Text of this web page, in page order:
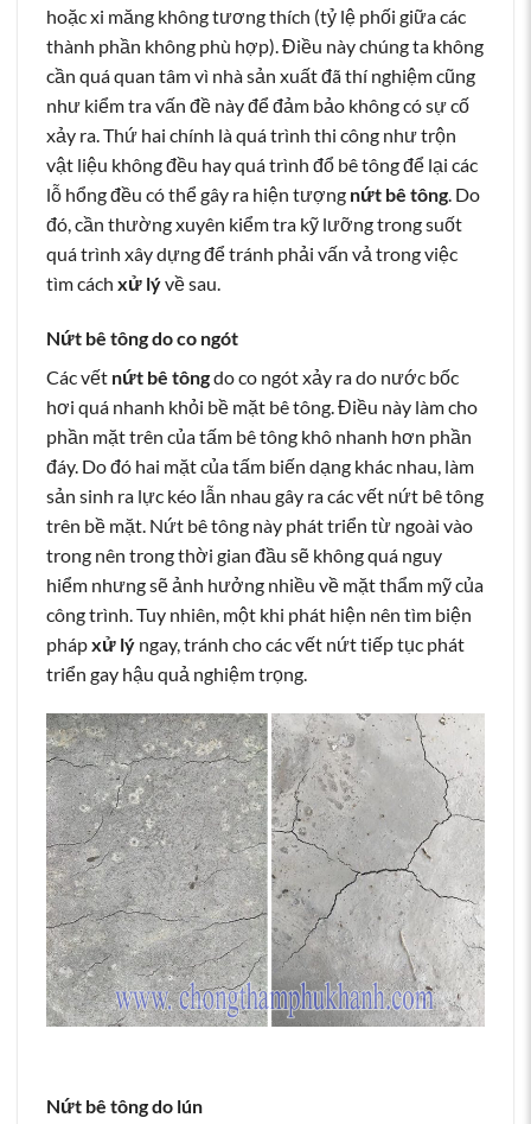
hoặc xi măng không tương thích (tỷ lệ phối giữa các
thành phần không phù hợp). Điều này chúng ta không
cần quá quan tâm vì nhà sản xuất đã thí nghiệm cũng
như kiểm tra vấn đề này để đảm bảo không có sự cố
xảy ra. Thứ hai chính là quá trình thi công như trộn
vật liệu không đều hay quá trình đổ bê tông để lại các
lỗ hổng đều có thể gây ra hiện tượng nứt bê tông. Do
đó, cần thường xuyên kiểm tra kỹ lưỡng trong suốt
quá trình xây dựng để tránh phải vấn vả trong việc
tìm cách xử lývề sau.
Nứt bê tông do co ngót
Các vết nứt bê tôngdo co ngót xảy ra do nước bốc
hơi quá nhanh khỏi bề mặt bê tông. Điều này làm cho
phần mặt trên của tấm bê tông khô nhanh hơn phần
đáy. Do đó hai mặt của tấm biến dạng khác nhau, làm
sản sinh ra lực kéo lẫn nhau gây ra các vết nứt bê tông
trên bề mặt. Nứt bê tông này phát triển từ ngoài vào
trong nên trong thời gian đầu sẽ không quá nguy
hiểm nhưng sẽ ảnh hưởng nhiều về mặt thẩm mỹ của
công trình. Tuy nhiên, một khi phát hiện nên tìm biện
phápxử lý ngay, tránh cho các vết nứt tiếp tục phát
triển gay hậu quả nghiệm trọng.
Nứt bê tông do lún